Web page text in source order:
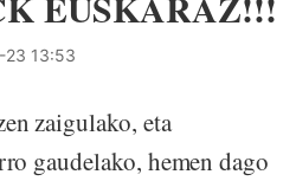
23 13:53
zaigulako, eta
gaudelako, hemen dago